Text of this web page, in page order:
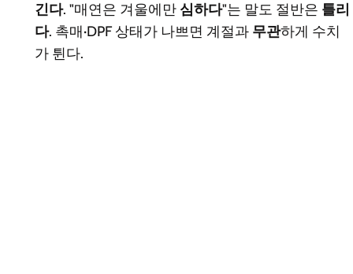
긴다. "매연은 겨울에만 심하다"는 말도 절반은 틀리
다. 촉매·DPF 상태가 나쁘면 계절과 무관하게 수치
가 튄다.